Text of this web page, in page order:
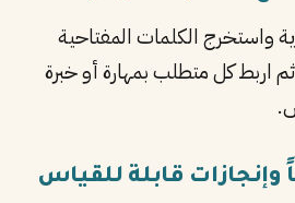
واستخرج الكلمات المفتاحية
اربط كل متطلب بمهارة أو خبرة